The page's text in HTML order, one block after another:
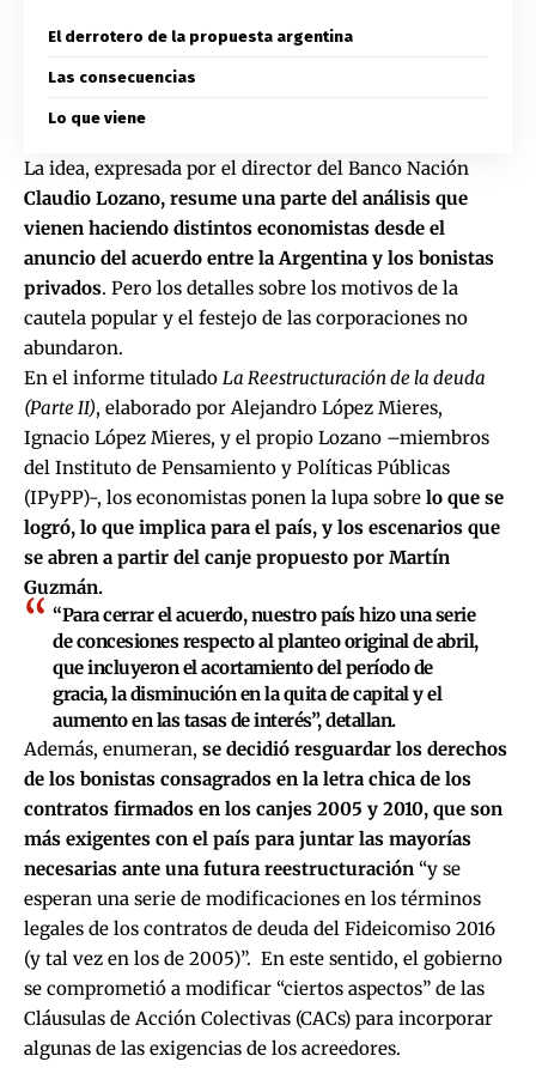
El derrotero de la propuesta argentina
Las consecuencias
Lo que viene
La idea, expresada por el director del Banco Nación
Claudio Lozano, resume una parte del análisis que
vienen haciendo distintos economistas desde el
anuncio del acuerdo entre la Argentina y los bonistas
privados. Pero los detalles sobre los motivos de la
cautela popular y el festejo de las corporaciones no
abundaron.
En el informe titulado La Reestructuración de la deuda
(Parte II), elaborado por Alejandro López Mieres,
Ignacio López Mieres, y el propio Lozano –miembros
del Instituto de Pensamiento y Políticas Públicas
(IPyPP)-, los economistas ponen la lupa sobre lo que se
logró, lo que implica para el país, y los escenarios que
se abren a partir del canje propuesto por Martín
Guzmán.
“Para cerrar el acuerdo, nuestro país hizo una serie
de concesiones respecto al planteo original de abril,
que incluyeron el acortamiento del período de
gracia, la disminución en la quita de capital y el
aumento en las tasas de interés”, detallan.
Además, enumeran, se decidió resguardar los derechos
de los bonistas consagrados en la letra chica de los
contratos firmados en los canjes 2005 y 2010, que son
más exigentes con el país para juntar las mayorías
necesarias ante una futura reestructuración “y se
esperan una serie de modificaciones en los términos
legales de los contratos de deuda del Fideicomiso 2016
(y tal vez en los de 2005)”. En este sentido, el gobierno
se comprometió a modificar “ciertos aspectos” de las
Cláusulas de Acción Colectivas (CACs) para incorporar
algunas de las exigencias de los acreedores.